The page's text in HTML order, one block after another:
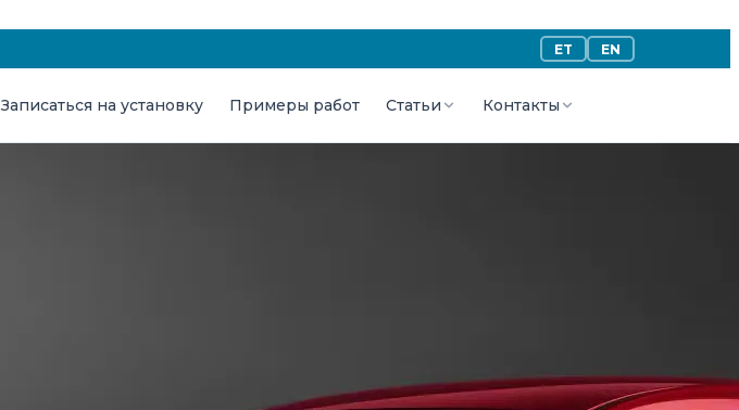
ET EN
Записаться на установку Примеры работ Статьи Контакты